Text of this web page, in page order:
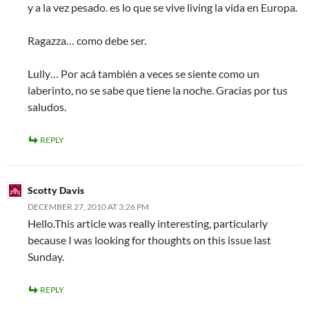
y a la vez pesado. es lo que se vive living la vida en Europa.
Ragazza… como debe ser.
Lully… Por acá también a veces se siente como un
laberinto, no se sabe que tiene la noche. Gracias por tus
saludos.
REPLY
Scotty Davis
DECEMBER 27, 2010 AT 3:26 PM
Hello.This article was really interesting, particularly
because I was looking for thoughts on this issue last
Sunday.
REPLY